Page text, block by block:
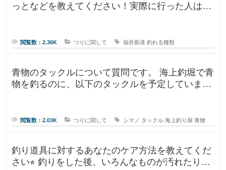
っとなどを教えてください！実際に行った人はど
閲覧数：2.36K つりに関して 福井新港 釣れる種類
青物のタックルについて質問です。 海上釣堀で青
物を釣るのに、以下のタックルを予定していま
閲覧数：2.03K つりに関して シマノ タックル 海上釣り堀 青物
釣り道具に対するあなたのケア方法を教えてくだ
さい⭐︎ 釣りをした後、いろんなものが汚れたりし